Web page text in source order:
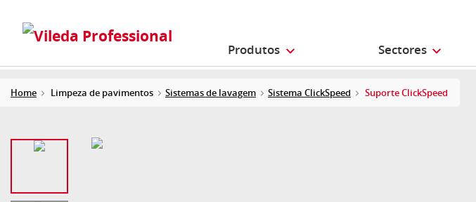
Produtos Sectores
Home Limpeza de pavimentos Sistemas de lavagem Sistema ClickSpeed Suporte ClickSpeed